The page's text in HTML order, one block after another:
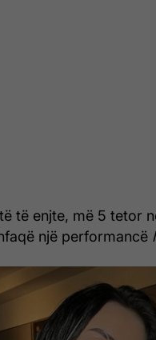
të enjte, më 5 tetor
një performancë